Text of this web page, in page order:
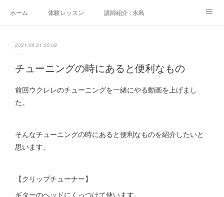
ホーム 体験レッスン 講師紹介 : 永島
2021.06.21 00:08
チューニングの時にあると便利なもの
前回ウクレレのチューニングを一緒にやる動画を上げまし
た。
そんなチューニングの時にあると便利なものを紹介したいと
思います。
【クリップチューナー】
ギターのヘッドにくっつけて使います。